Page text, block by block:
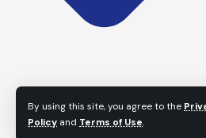
By using this site, you agree to the
Policy and Terms of Use.